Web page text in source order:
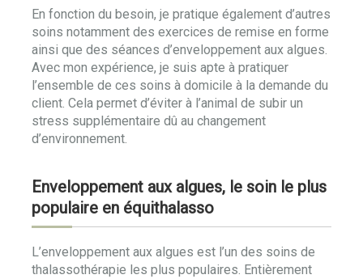
En fonction du besoin, je pratique également d’autres
soins notamment des exercices de remise en forme
ainsi que des séances d’enveloppement aux algues.
Avec mon expérience, je suis apte à pratiquer
l’ensemble de ces soins à domicile à la demande du
client. Cela permet d’éviter à l’animal de subir un
stress supplémentaire dû au changement
d’environnement.
Enveloppement aux algues, le soin le plus
populaire en équithalasso
L’enveloppement aux algues est l’un des soins de
thalassothérapie les plus populaires. Entièrement